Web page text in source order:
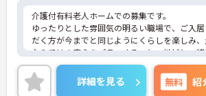
介護付有料老人ホームでの募集です。
ゆったりとした雰囲気の明るい職場で、ご入
だく方が今までと同じようにくらしを楽しみ、
ならではの安心をプラスすること、地域と一
むホームを目指し、提携医療機関をはじめと
元の方々と密接な関係を築くことを大切にして
す！お問い合わせをお待ちしております♪
詳細を見る 無料 紹